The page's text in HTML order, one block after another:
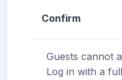
Confirm
Guests cannot
Log in with a